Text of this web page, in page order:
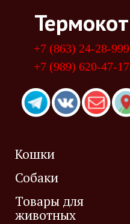
Термокот
+7 (863) 24-28-999
+7 (989) 620-47-17
Кошки
Собаки
Товары для
животных